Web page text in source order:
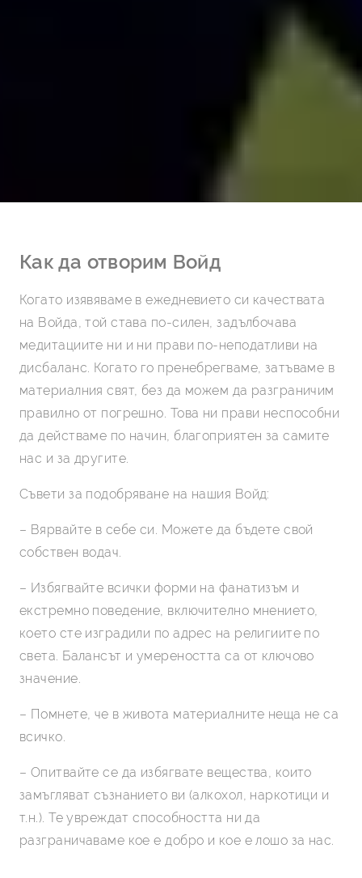
Как да отворим Войд
Когато изявяваме в ежедневието си качествата
на Войда, той става по-силен, задълбочава
медитациите ни и ни прави по-неподатливи на
дисбаланс. Когато го пренебрегваме, затъваме в
материалния свят, без да можем да разграничим
правилно от погрешно. Това ни прави неспособни
да действаме по начин, благоприятен за самите
нас и за другите.
Съвети за подобряване на нашия Войд:
– Вярвайте в себе си. Можете да бъдете свой
собствен водач.
– Избягвайте всички форми на фанатизъм и
екстремно поведение, включително мнението,
което сте изградили по адрес на религиите по
света. Балансът и умереността са от ключово
значение.
– Помнете, че в живота материалните неща не са
всичко.
– Опитвайте се да избягвате вещества, които
замъгляват съзнанието ви (алкохол, наркотици и
т.н.). Те увреждат способността ни да
разграничаваме кое е добро и кое е лошо за нас.